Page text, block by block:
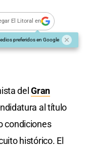
El Litoral en
preferidos en Google
delGran
al título
condiciones
histórico. El